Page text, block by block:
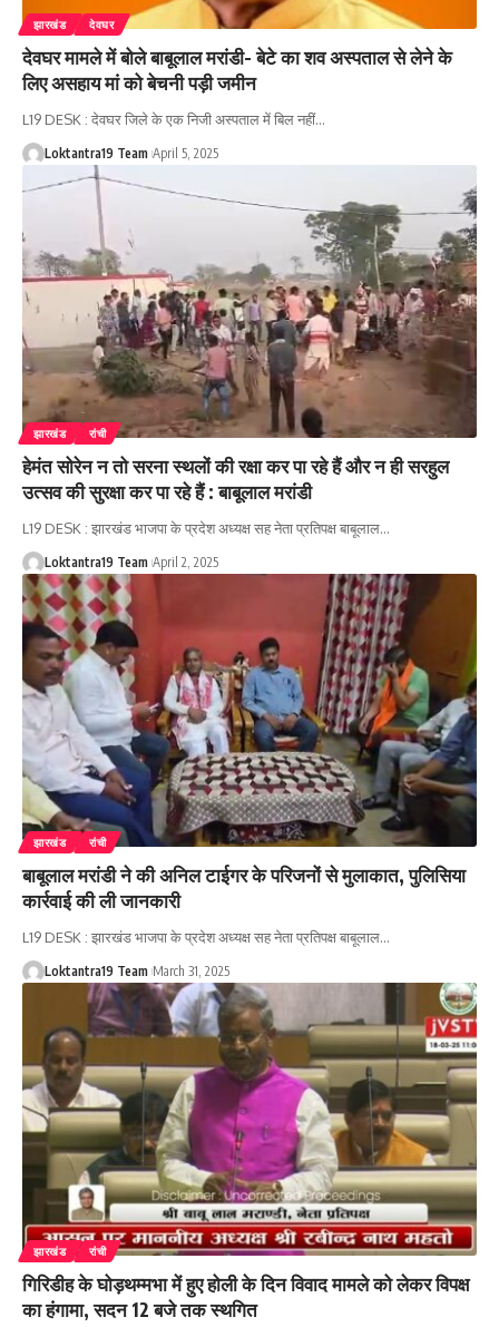
झारखंड देवघर
देवघर मामले में बोले बाबूलाल मरांडी- बेटे का शव अस्पताल से लेने के
लिए असहाय मां को बेचनी पड़ी जमीन
L19 DESK : देवघर जिले के एक निजी अस्पताल में बिल नहीं…
Loktantra19 Team April 5, 2025
झारखंड रांची
हेमंत सोरेन न तो सरना स्थलों की रक्षा कर पा रहे हैं और न ही सरहुल
उत्सव की सुरक्षा कर पा रहे हैं : बाबूलाल मरांडी
L19 DESK : झारखंड भाजपा के प्रदेश अध्यक्ष सह नेता प्रतिपक्ष बाबूलाल…
Loktantra19 Team April 2, 2025
झारखंड रांची
बाबूलाल मरांडी ने की अनिल टाईगर के परिजनों से मुलाकात, पुलिसिया
कार्रवाई की ली जानकारी
L19 DESK : झारखंड भाजपा के प्रदेश अध्यक्ष सह नेता प्रतिपक्ष बाबूलाल…
Loktantra19 Team March 31, 2025
झारखंड रांची
गिरिडीह के घोड़थम्मभा में हुए होली के दिन विवाद मामले को लेकर विपक्ष
का हंगामा, सदन 12 बजे तक स्थगित